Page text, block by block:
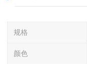
规格
颜色